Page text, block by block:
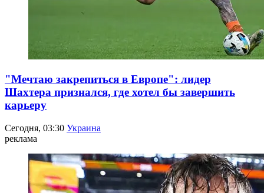
"Мечтаю закрепиться в Европе": лидер
Шахтера признался, где хотел бы завершить
карьеру
Сегодня, 03:30 Украина
реклама